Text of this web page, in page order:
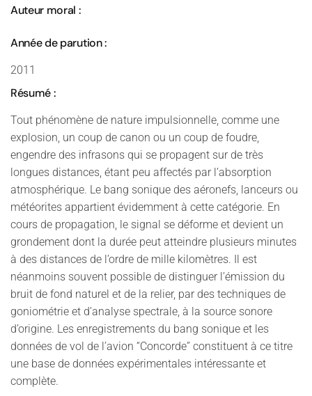
Auteur moral :
Année de parution :
2011
Résumé :
Tout phénomène de nature impulsionnelle, comme une
explosion, un coup de canon ou un coup de foudre,
engendre des infrasons qui se propagent sur de très
longues distances, étant peu affectés par l’absorption
atmosphérique. Le bang sonique des aéronefs, lanceurs ou
météorites appartient évidemment à cette catégorie. En
cours de propagation, le signal se déforme et devient un
grondement dont la durée peut atteindre plusieurs minutes
à des distances de l’ordre de mille kilomètres. Il est
néanmoins souvent possible de distinguer l’émission du
bruit de fond naturel et de la relier, par des techniques de
goniométrie et d’analyse spectrale, à la source sonore
d’origine. Les enregistrements du bang sonique et les
données de vol de l’avion “Concorde” constituent à ce titre
une base de données expérimentales intéressante et
complète.